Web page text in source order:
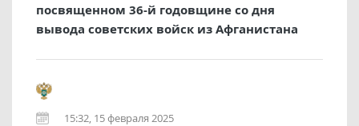
посвященном 36-й годовщине со дня
вывода советских войск из Афганистана
15:32, 15 февраля 2025